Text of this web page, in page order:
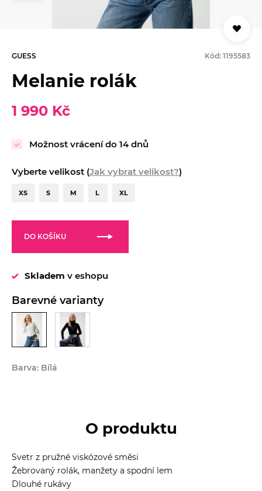
GUESS Kód: 1195583
Melanie rolák
1 990 Kč
Možnost vrácení do 14 dnů
Vyberte velikost (Jak vybrat velikost?)
XS S M L XL
DO KOŠÍKU
Skladem v eshopu
Barevné varianty
Barva: Bílá
O produktu
Svetr z pružné viskózové směsi
Žebrovaný rolák, manžety a spodní lem
Dlouhé rukávy